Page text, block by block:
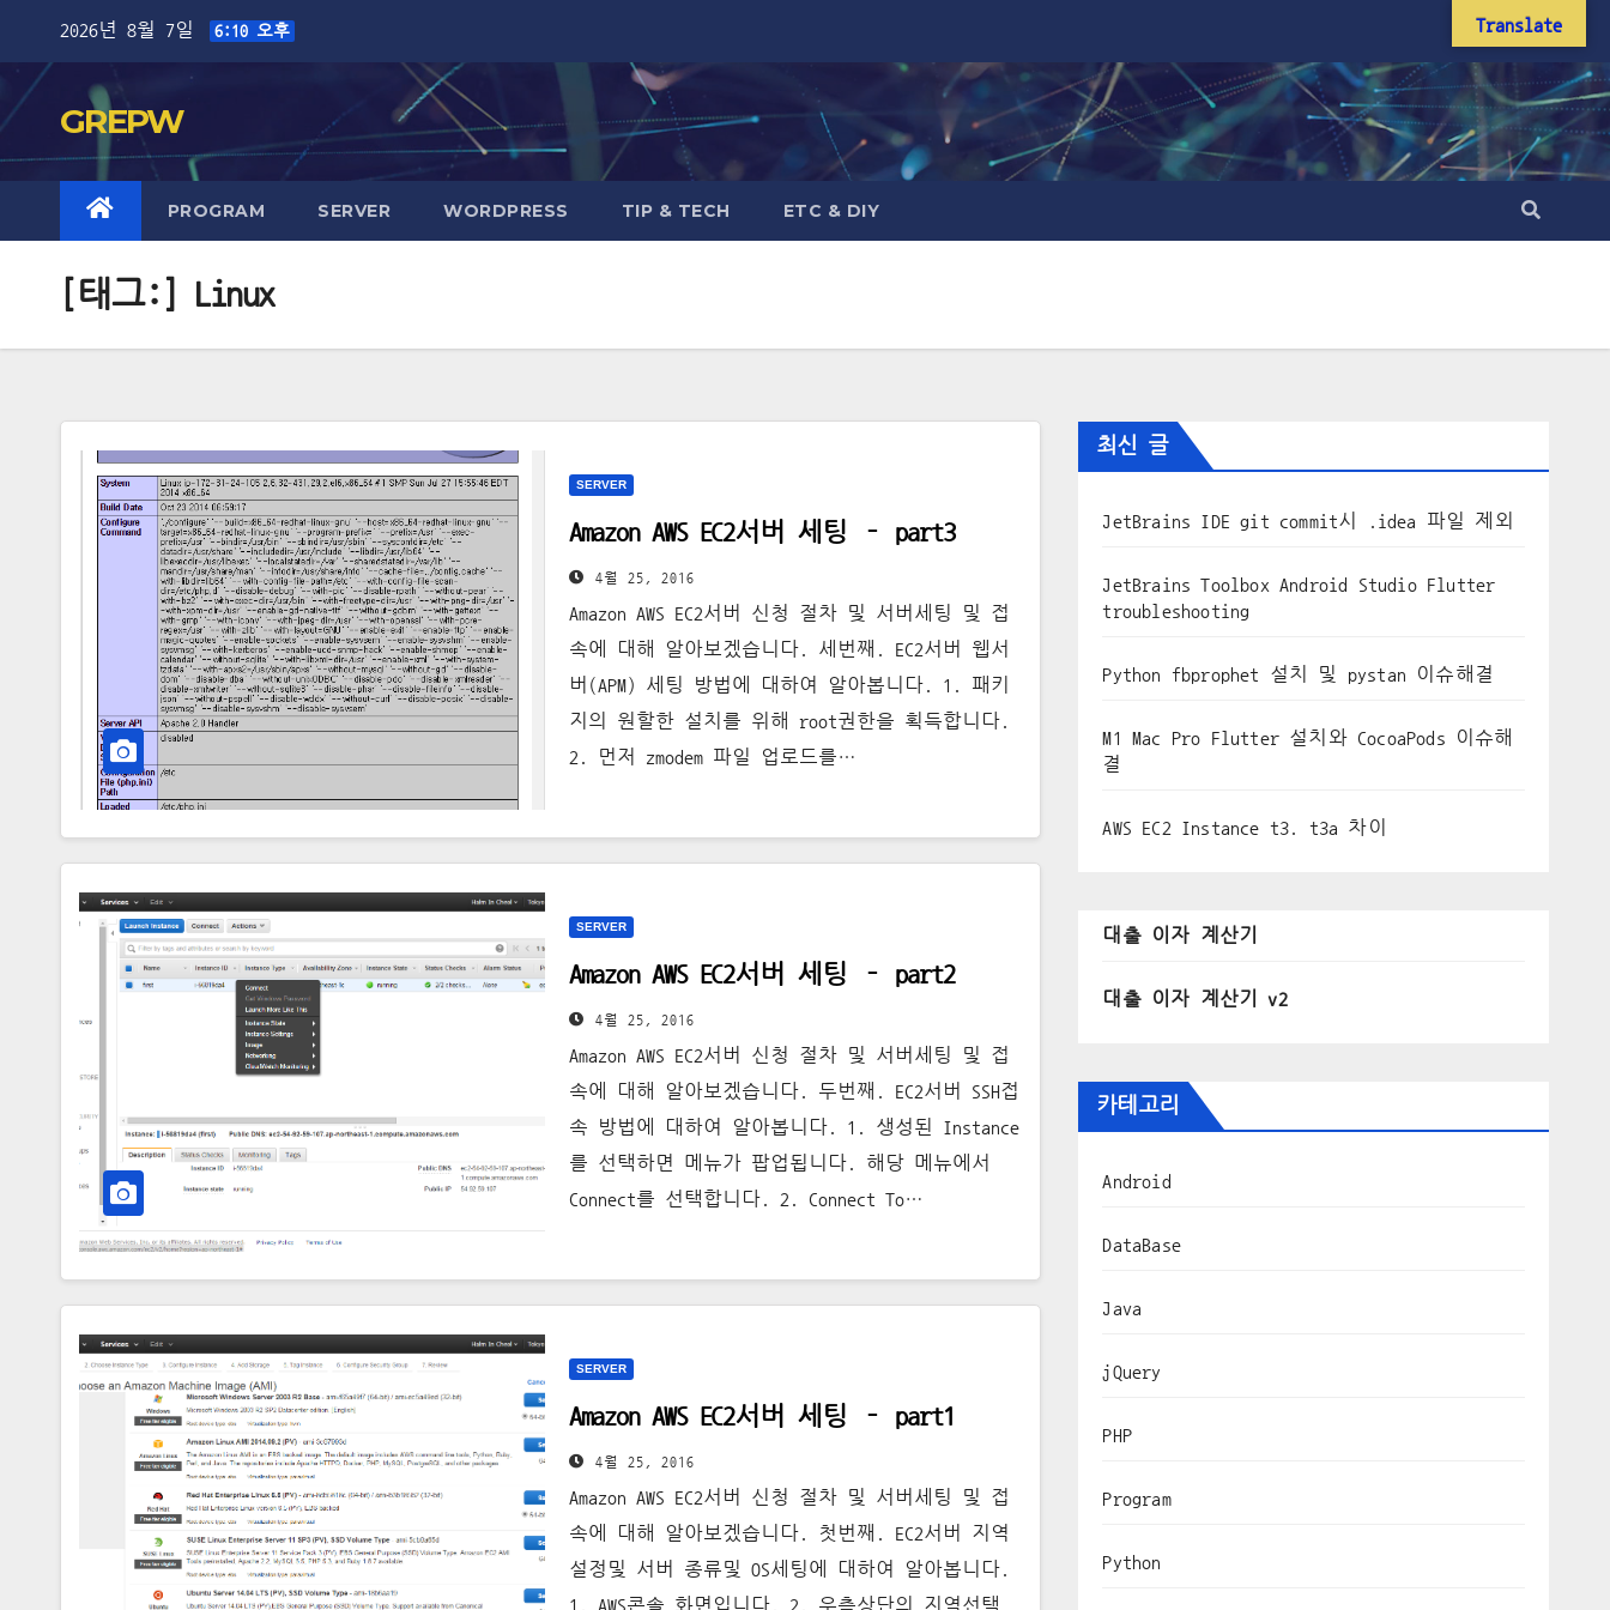
content
2026년 8월 7일 6:10 오후
GREPW
PROGRAM SERVER WORDPRESS TIP & TECH ETC & DIY
[태그:] Linux
SERVER
Amazon AWS EC2서버 세팅 – part3
4월 25, 2016
Amazon AWS EC2서버 신청 절차 및 서버세팅 및 접
속에 대해 알아보겠습니다. 세번째. EC2서버 웹서
버(APM) 세팅 방법에 대하여 알아봅니다. 1. 패키
지의 원할한 설치를 위해 root권한을 획득합니다.
2. 먼저 zmodem 파일 업로드를…
SERVER
Amazon AWS EC2서버 세팅 – part2
4월 25, 2016
Amazon AWS EC2서버 신청 절차 및 서버세팅 및 접
속에 대해 알아보겠습니다. 두번째. EC2서버 SSH접
속 방법에 대하여 알아봅니다. 1. 생성된 Instance
를 선택하면 메뉴가 팝업됩니다. 해당 메뉴에서
Connect를 선택합니다. 2. Connect To…
SERVER
Amazon AWS EC2서버 세팅 – part1
4월 25, 2016
Amazon AWS EC2서버 신청 절차 및 서버세팅 및 접
속에 대해 알아보겠습니다. 첫번째. EC2서버 지역
설정및 서버 종류및 OS세팅에 대하여 알아봅니다.
1. AWS콘솔 화면입니다. 2. 우측상단의 지역선택
최신 글
JetBrains IDE git commit시 .idea 파일 제외
JetBrains Toolbox Android Studio Flutter
troubleshooting
Python fbprophet 설치 및 pystan 이슈해결
M1 Mac Pro Flutter 설치와 CocoaPods 이슈해
결
AWS EC2 Instance t3. t3a 차이
대출 이자 계산기
대출 이자 계산기 v2
카테고리
Android
DataBase
Java
jQuery
PHP
Program
Python
Translate